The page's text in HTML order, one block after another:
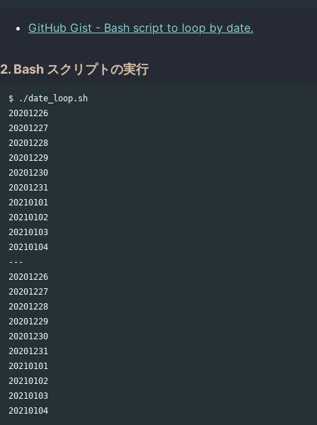
GitHub Gist - Bash script to loop by date.
2. Bash スクリプトの実行
$ ./date_loop.sh
20201226
20201227
20201228
20201229
20201230
20201231
20210101
20210102
20210103
20210104
---
20201226
20201227
20201228
20201229
20201230
20201231
20210101
20210102
20210103